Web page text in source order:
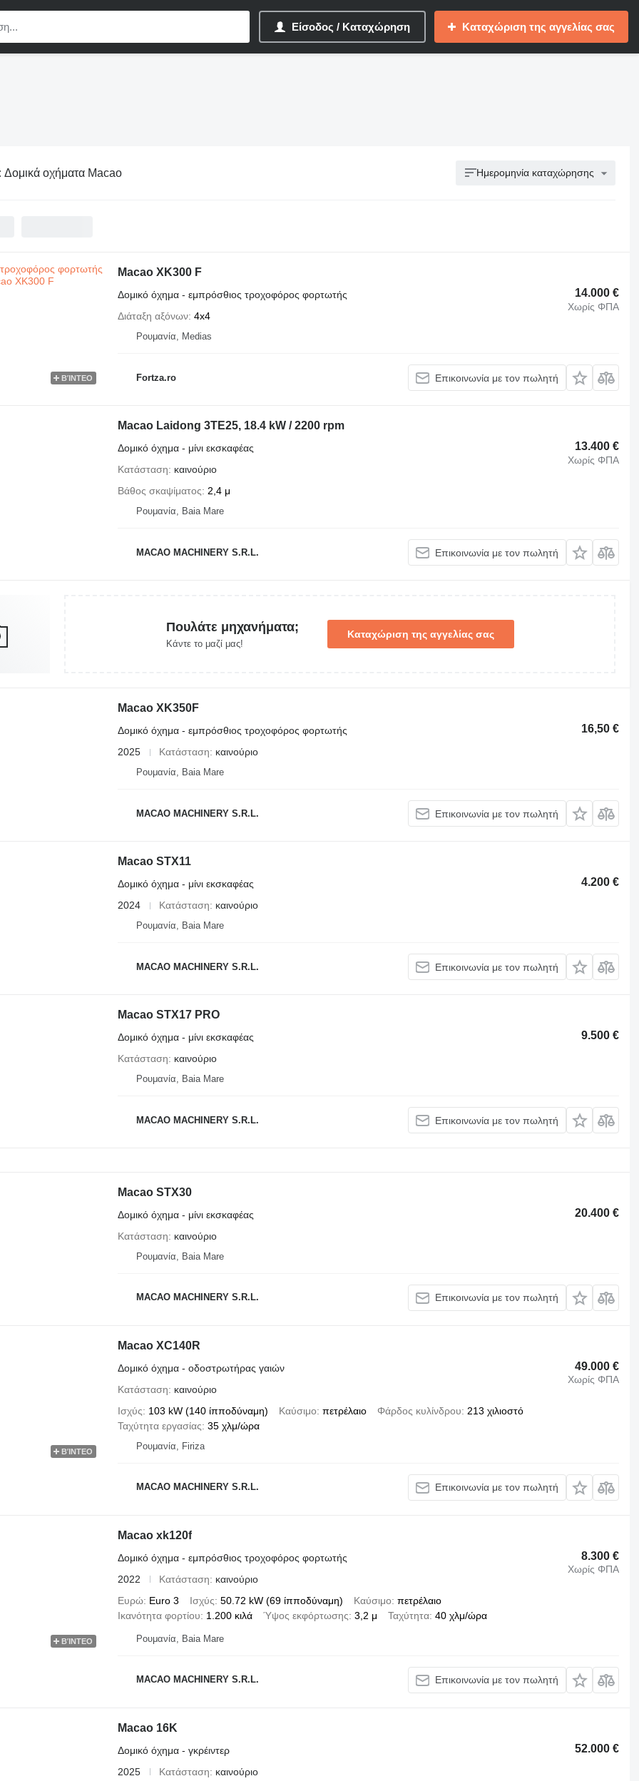
Είσοδος / Καταχώρηση Καταχώριση της αγγελίας σας
Δομικά οχήματα Macao Ημερομηνία καταχώρησης
ΒΊΝΤΕΟ
Macao XK300 F
14.000 €
Χωρίς ΦΠΑ
Δομικό όχημα - εμπρόσθιος τροχοφόρος φορτωτής
Διάταξη αξόνων 4x4
Ρουμανία, Medias
Fortza.ro Επικοινωνία με τον πωλητή
Macao Laidong 3TE25, 18.4 kW / 2200 rpm
13.400 €
Χωρίς ΦΠΑ
Δομικό όχημα - μίνι εκσκαφέας
Κατάσταση
καινούριο
Βάθος σκαψίματος
2,4 μ
Ρουμανία, Baia Mare
MACAO MACHINERY S.R.L. Επικοινωνία με τον πωλητή
Πουλάτε μηχανήματα;
Κάντε το μαζί μας!
Καταχώριση της αγγελίας σας
Macao XK350F
16,50 €
Δομικό όχημα - εμπρόσθιος τροχοφόρος φορτωτής
2025
Κατάσταση καινούριο
Ρουμανία, Baia Mare
MACAO MACHINERY S.R.L. Επικοινωνία με τον πωλητή
Macao STX11
4.200 €
Δομικό όχημα - μίνι εκσκαφέας
2024
Κατάσταση καινούριο
Ρουμανία, Baia Mare
MACAO MACHINERY S.R.L. Επικοινωνία με τον πωλητή
Macao STX17 PRO
9.500 €
Δομικό όχημα - μίνι εκσκαφέας
Κατάσταση
καινούριο
Ρουμανία, Baia Mare
MACAO MACHINERY S.R.L. Επικοινωνία με τον πωλητή
Macao STX30
20.400 €
Δομικό όχημα - μίνι εκσκαφέας
Κατάσταση
καινούριο
Ρουμανία, Baia Mare
MACAO MACHINERY S.R.L. Επικοινωνία με τον πωλητή
ΒΊΝΤΕΟ
Macao XC140R
49.000 €
Χωρίς ΦΠΑ
Δομικό όχημα - οδοστρωτήρας γαιών
Κατάσταση
καινούριο
Ισχύς
103 kW (140 ίπποδύναμη) Καύσιμο πετρέλαιο Φάρδος κυλίνδρου
213 χιλιοστό
Ταχύτητα εργασίας 35 χλμ/ώρα
Ρουμανία, Firiza
MACAO MACHINERY S.R.L. Επικοινωνία με τον πωλητή
ΒΊΝΤΕΟ
Macao xk120f
8.300 €
Χωρίς ΦΠΑ
Δομικό όχημα - εμπρόσθιος τροχοφόρος φορτωτής
2022
Κατάσταση
καινούριο
Ευρώ Euro 3 Ισχύς 50.72 kW (69 ίπποδύναμη) Καύσιμο πετρέλαιο
Ικανότητα φορτίου
1.200 κιλά Ύψος εκφόρτωσης 3,2 μ Ταχύτητα 40 χλμ/ώρα
Ρουμανία, Baia Mare
MACAO MACHINERY S.R.L. Επικοινωνία με τον πωλητή
Macao 16K
52.000 €
Δομικό όχημα - γκρέιντερ
2025
Κατάσταση καινούριο